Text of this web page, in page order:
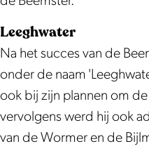
Leeghwater
Na het succes van de
onder de naam
ook bij zijn plannen om
vervolgens werd hij ook
van de Wormer en de